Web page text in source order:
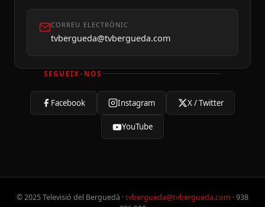
CORREU ELECTRÒNIC
tvbergueda@tvbergueda.com
SEGUEIX-NOS
Facebook Instagram X / Twitter
YouTube
© 2025 Televisió del Berguedà ·tvbergueda@tvbergueda.com · 938